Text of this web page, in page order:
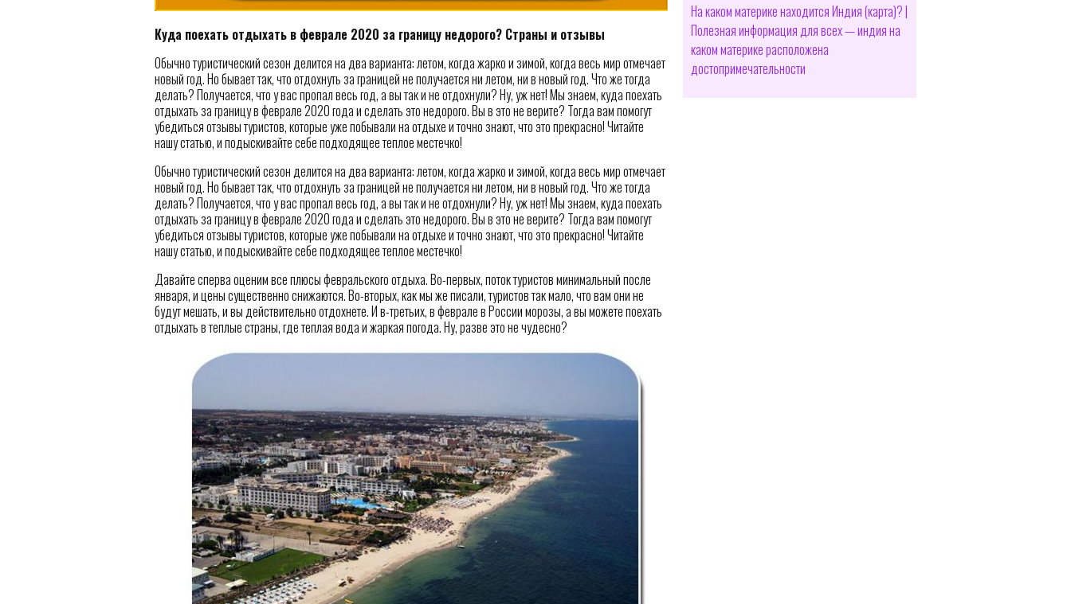
Куда поехать отдыхать в феврале 2020 за границу недорого? Страны и отзывы
Обычно туристический сезон делится на два варианта: летом, когда жарко и зимой, когда весь мир отмечает
новый год. Но бывает так, что отдохнуть за границей не получается ни летом, ни в новый год. Что же тогда
делать? Получается, что у вас пропал весь год, а вы так и не отдохнули? Ну, уж нет! Мы знаем, куда поехать
отдыхать за границу в феврале 2020 года и сделать это недорого. Вы в это не верите? Тогда вам помогут
убедиться отзывы туристов, которые уже побывали на отдыхе и точно знают, что это прекрасно! Читайте
нашу статью, и подыскивайте себе подходящее теплое местечко!
Обычно туристический сезон делится на два варианта: летом, когда жарко и зимой, когда весь мир отмечает
новый год. Но бывает так, что отдохнуть за границей не получается ни летом, ни в новый год. Что же тогда
делать? Получается, что у вас пропал весь год, а вы так и не отдохнули? Ну, уж нет! Мы знаем, куда поехать
отдыхать за границу в феврале 2020 года и сделать это недорого. Вы в это не верите? Тогда вам помогут
убедиться отзывы туристов, которые уже побывали на отдыхе и точно знают, что это прекрасно! Читайте
нашу статью, и подыскивайте себе подходящее теплое местечко!
Давайте сперва оценим все плюсы февральского отдыха. Во-первых, поток туристов минимальный после
января, и цены существенно снижаются. Во-вторых, как мы же писали, туристов так мало, что вам они не
будут мешать, и вы действительно отдохнете. И в-третьих, в феврале в России морозы, а вы можете поехать
отдыхать в теплые страны, где теплая вода и жаркая погода. Ну, разве это не чудесно?
На каком материке находится Индия (карта)? |
Полезная информация для всех — индия на
каком материке расположена
достопримечательности